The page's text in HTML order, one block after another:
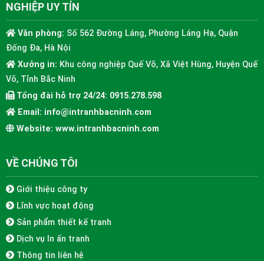
NGHIỆP UY TÍN
Văn phòng: Số 562 Đường Láng, Phường Láng Hạ, Quận
Đống Đa, Hà Nội
Xưởng in: Khu công nghiệp Quế Võ, Xã Việt Hùng, Huyện Quế
Võ, Tỉnh Bắc Ninh
Tổng đài hỗ trợ 24/24: 0915.278.598
Email: info@intranhbacninh.com
Website: www.intranhbacninh.com
VỀ CHÚNG TÔI
Giới thiệu công ty
Lĩnh vực hoạt động
Sản phẩm thiết kế tranh
Dịch vụ In ấn tranh
Thông tin liên hệ